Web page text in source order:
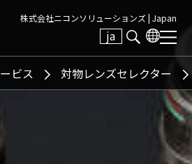
株式会社ニコンソリューションズ | Japan
ja
ビス 対物レンズセレクター